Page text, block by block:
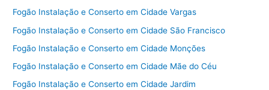
Fogão Instalação e Conserto em Cidade Vargas
Fogão Instalação e Conserto em Cidade São Francisco
Fogão Instalação e Conserto em Cidade Monções
Fogão Instalação e Conserto em Cidade Mãe do Céu
Fogão Instalação e Conserto em Cidade Jardim